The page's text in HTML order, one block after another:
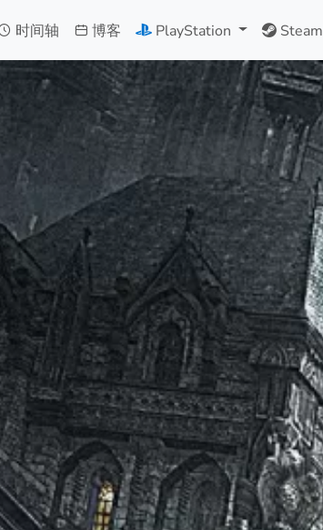
时间轴
博客 PlayStation Steam